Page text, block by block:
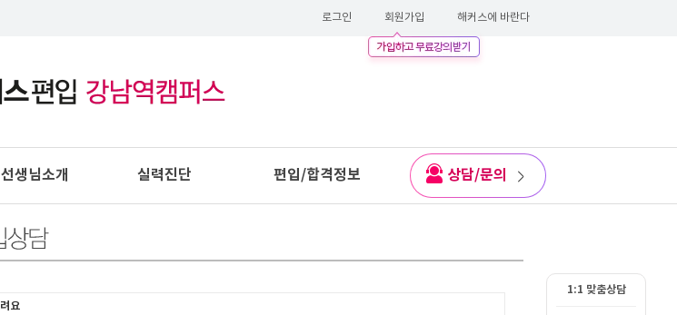
로그인 회원가입 해커스에 바란다
선생님소개 실력진단 편입/합격정보 상담/문의
1:1 맞춤상담